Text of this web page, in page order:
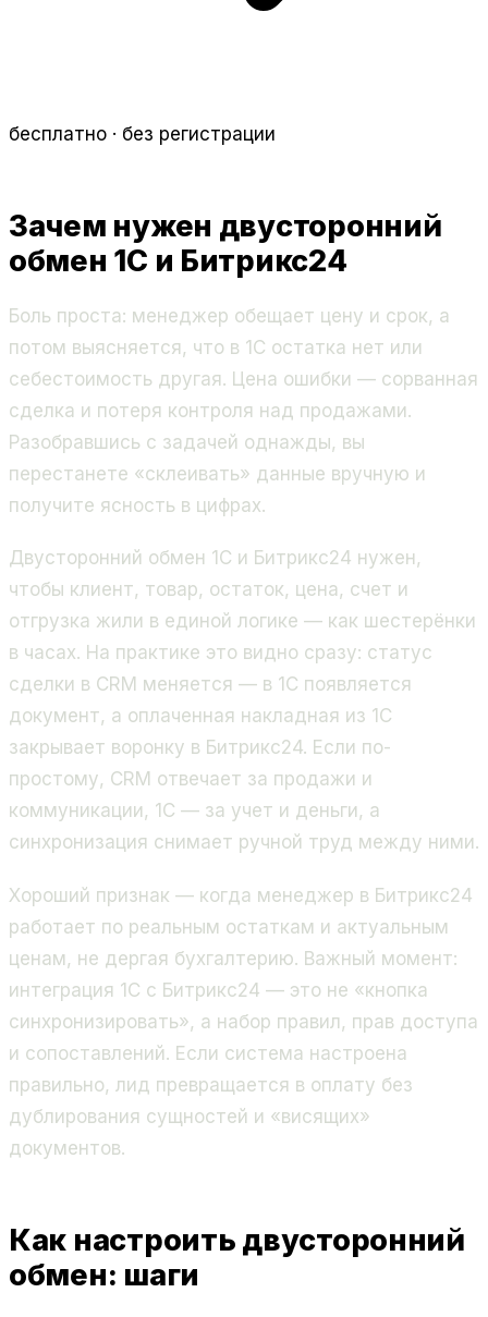
бесплатно · без регистрации
Зачем нужен двусторонний
обмен 1С и Битрикс24
Боль проста: менеджер обещает цену и срок, а
потом выясняется, что в 1С остатка нет или
себестоимость другая. Цена ошибки — сорванная
сделка и потеря контроля над продажами.
Разобравшись с задачей однажды, вы
перестанете «склеивать» данные вручную и
получите ясность в цифрах.
Двусторонний обмен 1С и Битрикс24 нужен,
чтобы клиент, товар, остаток, цена, счет и
отгрузка жили в единой логике — как шестерёнки
в часах. На практике это видно сразу: статус
сделки в CRM меняется — в 1С появляется
документ, а оплаченная накладная из 1С
закрывает воронку в Битрикс24. Если по-
простому, CRM отвечает за продажи и
коммуникации, 1С — за учет и деньги, а
синхронизация снимает ручной труд между ними.
Хороший признак — когда менеджер в Битрикс24
работает по реальным остаткам и актуальным
ценам, не дергая бухгалтерию. Важный момент:
интеграция 1С с Битрикс24 — это не «кнопка
синхронизировать», а набор правил, прав доступа
и сопоставлений. Если система настроена
правильно, лид превращается в оплату без
дублирования сущностей и «висящих»
документов.
Как настроить двусторонний
обмен: шаги